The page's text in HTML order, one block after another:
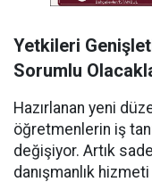
Yetkileri
Sorumlu
Hazırlanan yeni
öğretmenlerin iş
değişiyor. Artık
danışmanlık